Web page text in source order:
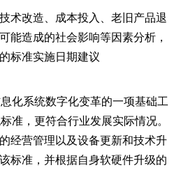
术改造、成本投入、老旧产品退
能造成的社会影响等因素分析，
标准实施日期建议
化系统数字化变革的一项基础工
准，更符合行业发展实际情况。
经营管理以及设备更新和技术升
标准，并根据自身软硬件升级的